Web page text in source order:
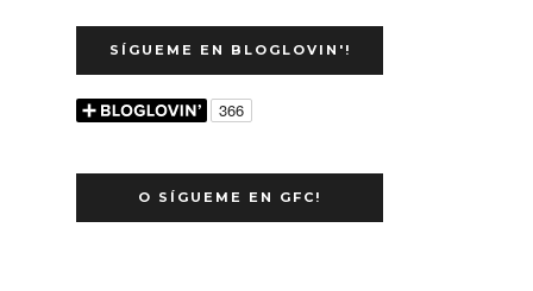
SÍGUEME EN BLOGLOVIN'!
O SÍGUEME EN GFC!